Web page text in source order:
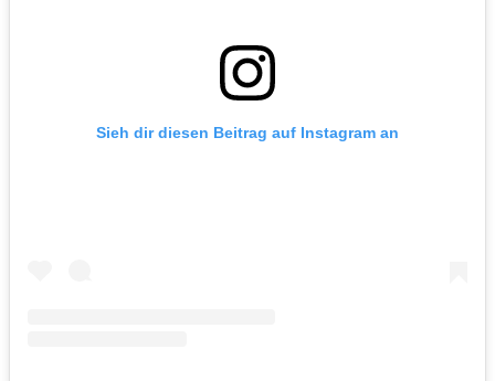
Sieh dir diesen Beitrag auf Instagram an